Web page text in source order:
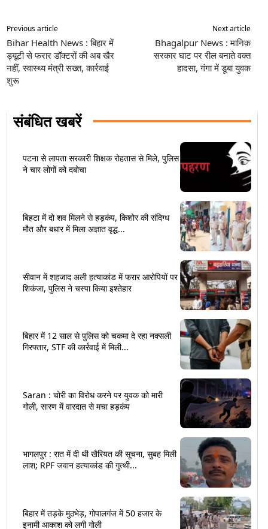
Previous article
Bihar Health News : बिहार में
ड्यूटी से फरार डॉक्टरों की अब खैर
नहीं, स्वास्थ्य मंत्री सख्त, कार्रवाई
शुरू
Next article
Bhagalpur News : मानिक
सरकार घाट पर रील बनाते वक्त
हादसा, गंगा में डूबा युवक
संबंधित खबरें
पटना से लापता सरकारी शिक्षक रोहतास से मिले, पुलिस
ने चार लोगों को दबोचा
बिहटा में दो शव मिलने से हड़कंप, किशोर की संदिग्ध
मौत और बधार में मिला अज्ञात वृद्ध...
सीवान में शहजाद अली हत्याकांड में फरार आरोपियों पर
शिकंजा, पुलिस ने चस्पा किया इश्तेहार
बिहार में 12 साल से पुलिस को चकमा दे रहा नक्सली
गिरफ्तार, STF की कार्रवाई में मिली...
Saran : चोरी का विरोध करने पर युवक को मारी
गोली, सारण में वारदात से मचा हड़कंप
भागलपुर : रात में दी थी खैरियत की सूचना, सुबह मिली
लाश; RPF जवान हत्याकांड की गुत्थी...
बिहार में तड़के मुठभेड़, गोपालगंज में 50 हजार के
इनामी आकाश को लगी गोली